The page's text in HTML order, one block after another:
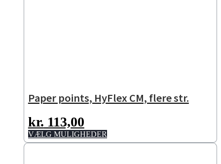
Paper points, HyFlex CM, flere str.
kr. 113,00
VÆLG MULIGHEDER
vare